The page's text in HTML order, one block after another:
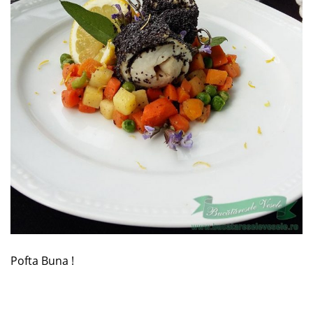
Pofta Buna !